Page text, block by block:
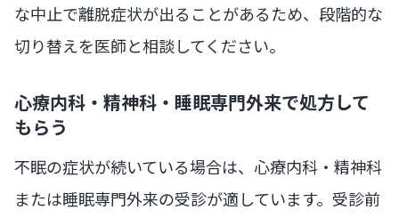
な中止で離脱症状が出ることがあるため、段階的な
切り替えを医師と相談してください。
心療内科・精神科・睡眠専門外来で処方して
もらう
不眠の症状が続いている場合は、心療内科・精神科
または睡眠専門外来の受診が適しています。受診前